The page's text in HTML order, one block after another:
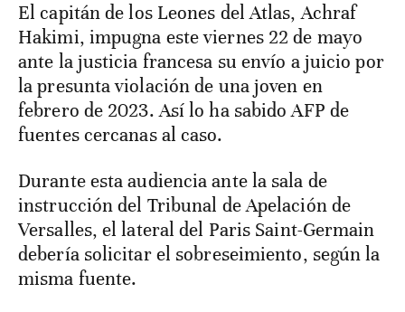
El capitán de los Leones del Atlas, Achraf
Hakimi, impugna este viernes 22 de mayo
ante la justicia francesa su envío a juicio por
la presunta violación de una joven en
febrero de 2023. Así lo ha sabido AFP de
fuentes cercanas al caso.
Durante esta audiencia ante la sala de
instrucción del Tribunal de Apelación de
Versalles, el lateral del Paris Saint-Germain
debería solicitar el sobreseimiento, según la
misma fuente.